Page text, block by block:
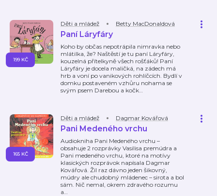
Děti a mládež Betty MacDonaldová
Paní Láryfáry
Koho by občas nepotrápila nimravka nebo
mlátilka, že? Naštěstí je tu paní Láryfáry,
kouzelná přítelkyně všech rošťáků! Paní
Láryfáry je docela maličká, na zádech má
hrb a voní po vanikových rohlíčcích. Bydlí v
domku postaveném vzhůru nohama se
svým psem Darebou a kočk…
199 KČ
Děti a mládež Dagmar Kovářová
Pani Medeného vrchu
Audiokniha Pani Medeného vrchu –
obsahuje 2 rozprávky Vasilisa premúdra a
Pani medeného vrchu, ktoré na motívy
klasických rozprávok napísala Dagmar
Kovářová. Žil raz dávno jeden šikovný,
múdry ale chudobný mládenec – sirota a bol
sám. Nič nemal, okrem zdravého rozumu
a…
165 KČ